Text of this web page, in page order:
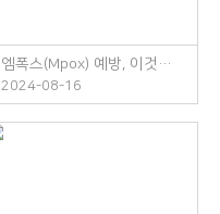
엠폭스(Mpox) 예방, 이것만은 꼭 지켜주세요!
2024-08-16